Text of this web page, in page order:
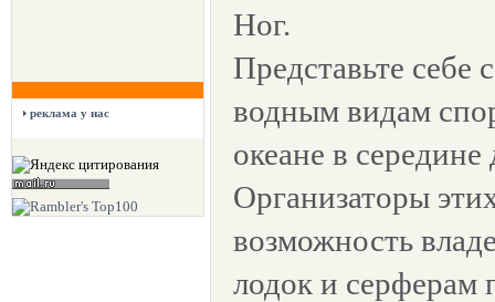
реклама у нас
Ног.
Представьте себе
водным видам
океане в середине
Организаторы
возможность
лодок и серферам